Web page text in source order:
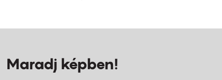
Maradj képben!